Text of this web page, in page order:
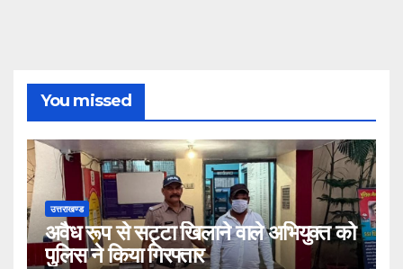
You missed
उत्तराखण्ड
अवैध रूप से सट्टा खिलाने वाले अभियुक्त को
पुलिस ने किया गिरफ्तार